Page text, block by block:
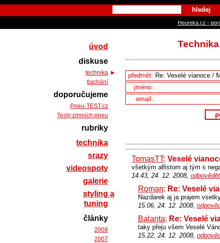
hledej
Heureka.cz -
předmět:
jméno:
email:
TomasTT: Veselé
všetkým alfistom aj tým s
14.43, 24. 12. 2008, odpovědět
Roman: Re: Veselé
Nazdarek aj ja prajem
15.06, 24. 12. 2008,
Balanta: Re: Veselé
taky přeju všem Veselé
15.22, 24. 12. 2008,
úvod
diskuse
technika
tlachání
doporučujeme
Pneu-TEST.cz
Testy zimních pneu
rubriky
technika
srazy
videospoty
galerie
styling a
tuning
články
2008
2007